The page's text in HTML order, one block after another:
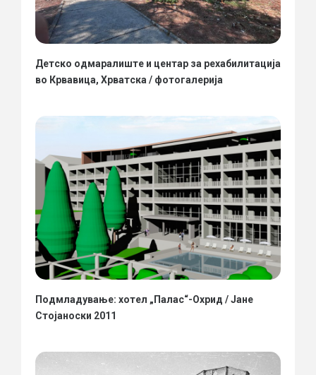
Детско одмаралиште и центар за рехабилитација
во Крвавица, Хрватска / фотогалерија
Подмладување: хотел „Палас“-Охрид / Јане
Стојаноски 2011